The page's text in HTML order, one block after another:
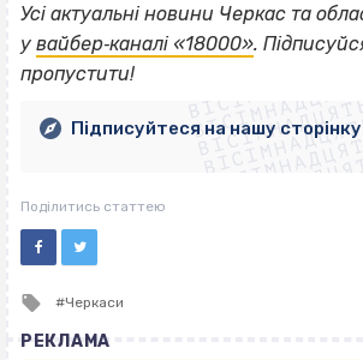
Усі актуальні новини Черкас та
у вайбер‐каналі «18000».
пропустити!
Підписуйтеся на нашу
Поділитись статтею
Tagged
Черкаси
РЕКЛАМА